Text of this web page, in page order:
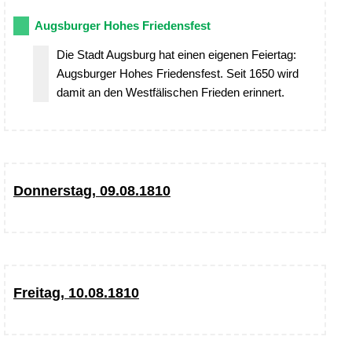
Augsburger Hohes Friedensfest
Die Stadt Augsburg hat einen eigenen Feiertag:
Augsburger Hohes Friedensfest. Seit 1650 wird
damit an den Westfälischen Frieden erinnert.
Donnerstag, 09.08.1810
Freitag, 10.08.1810